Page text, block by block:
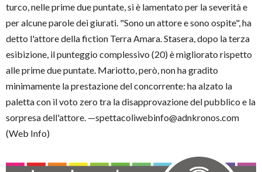
turco, nelle prime due puntate, si è lamentato per la severità e
per alcune parole dei giurati. "Sono un attore e sono ospite", ha
detto l'attore della fiction Terra Amara. Stasera, dopo la terza
esibizione, il punteggio complessivo (20) è migliorato rispetto
alle prime due puntate. Mariotto, però, non ha gradito
minimamente la prestazione del concorrente: ha alzato la
paletta con il voto zero tra la disapprovazione del pubblico e la
sorpresa dell'attore. —spettacoliwebinfo@adnkronos.com
(Web Info)